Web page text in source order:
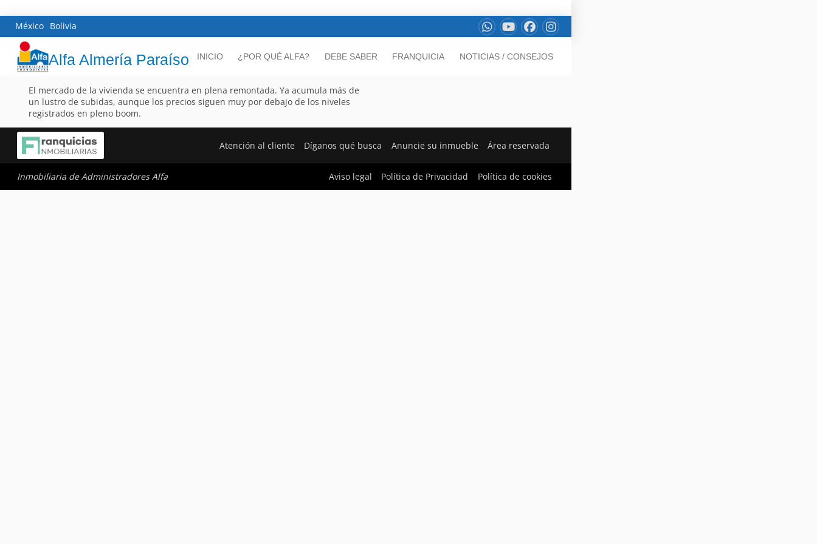
México Bolivia
Alfa Almería Paraíso INICIO ¿POR QUÉ ALFA? DEBE SABER FRANQUICIA NOTICIAS / CONSEJOS
El mercado de la vivienda se encuentra en plena remontada. Ya acumula más de
un lustro de subidas, aunque los precios siguen muy por debajo de los niveles
registrados en pleno boom.
Atención al cliente Díganos qué busca Anuncie su inmueble Área reservada
Inmobiliaria de Administradores Alfa Aviso legal Política de Privacidad Política de cookies